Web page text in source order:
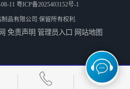
银川亮面液态发泡硅胶垫片定制
11 粤ICP备2025403152号-1
品有限公司 保留所有权利.
免责声明 管理员入口 网站地图